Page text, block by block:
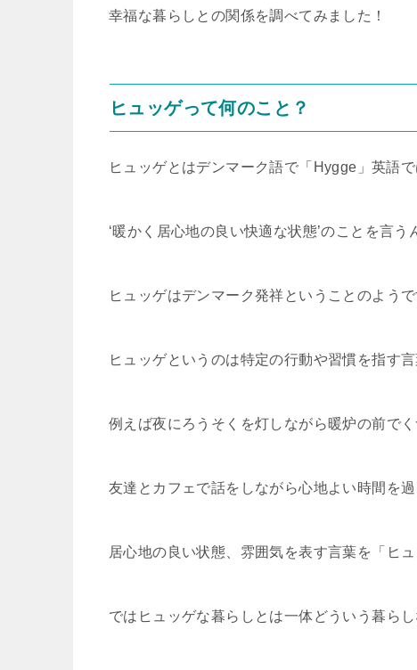
幸福な暮らしとの関係を調べてみました！
ヒュッゲって何のこと？
ヒュッゲとはデンマーク語で「Hygge」英語
‘暖かく居心地の良い快適な状態’のことを言う
ヒュッゲはデンマーク発祥ということのようで
ヒュッゲというのは特定の行動や習慣を指す言
例えば夜にろうそくを灯しながら暖炉の前で
友達とカフェで話をしながら心地よい時間を
居心地の良い状態、雰囲気を表す言葉を「ヒ
ではヒュッゲな暮らしとは一体どういう暮ら